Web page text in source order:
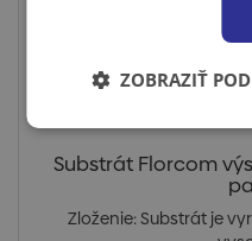
Substrát Florcom
Zloženie: Substrát je
ZOBRAZIŤ